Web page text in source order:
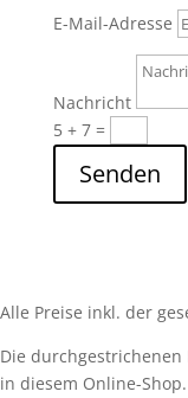
E-Mail-Adresse
Nachricht
5 + 7=
Senden
Alle Preise inkl. der
Die
in diesem Online-Shop.